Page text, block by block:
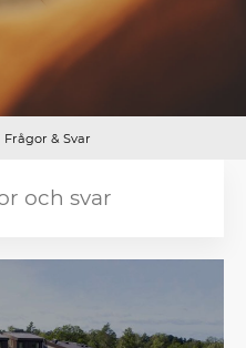
Frågor & Svar